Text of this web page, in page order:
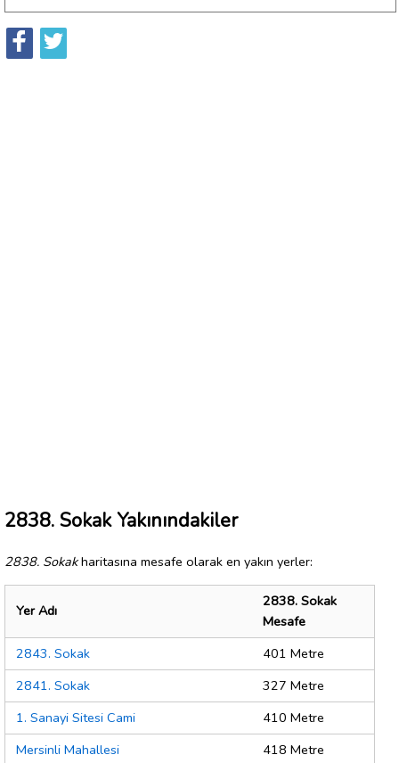
2838. Sokak Yakınındakiler
2838. Sokakharitasına mesafe olarak en yakın yerler:
Yer Adı
2838. Sokak
Mesafe
2843. Sokak
401 Metre
2841. Sokak
327 Metre
1. Sanayi Sitesi Cami
410 Metre
Mersinli Mahallesi
418 Metre